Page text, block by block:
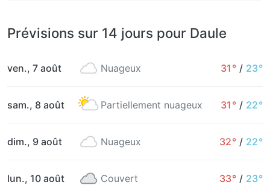
Prévisions sur 14 jours pour Daule
ven., 7 août Nuageux 31° / 23°
sam., 8 août Partiellement nuageux 31° / 22°
dim., 9 août Nuageux 32° / 22°
lun., 10 août Couvert 33° / 23°